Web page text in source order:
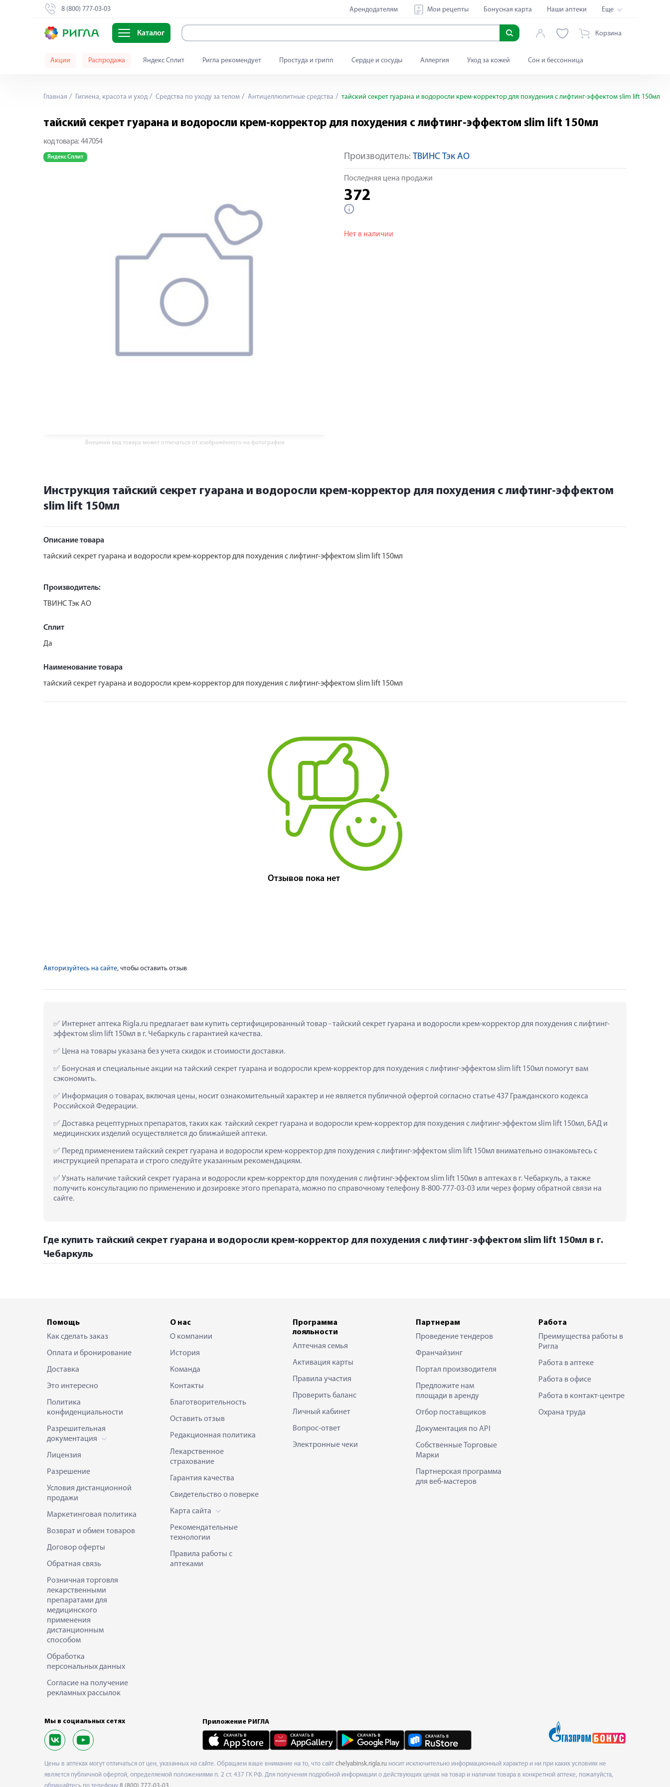
8 (800) 777-03-03 Арендодателям Мои рецепты Бонусная карта Наши аптеки Еще
Каталог Корзина
Акции Распродажа Яндекс Сплит Ригла рекомендует Простуда и грипп Сердце и сосуды Аллергия Уход за кожей Сон и бессонница
Главная Гигиена, красота и уход Средства по уходу за телом Антицеллюлитные средства тайский секрет гуарана и водоросли крем-корректор для похудения с лифтинг-эффектом slim lift 150мл
тайский секрет гуарана и водоросли крем-корректор для похудения с лифтинг-эффектом slim lift 150мл
код товара: 447054
Яндекс Сплит
Внешний вид товара может отличаться от изображённого на фотографии
Производитель: ТВИНС Тэк АО
Последняя цена продажи
372
Нет в наличии
Инструкция тайский секрет гуарана и водоросли крем-корректор для похудения с лифтинг-эффектом
slim lift 150мл
Описание товара
тайский секрет гуарана и водоросли крем-корректор для похудения с лифтинг-эффектом slim lift 150мл
Производитель:
ТВИНС Тэк АО
Сплит
Да
Наименование товара
тайский секрет гуарана и водоросли крем-корректор для похудения с лифтинг-эффектом slim lift 150мл
Отзывов пока нет
Авторизуйтесь на сайте, чтобы оставить отзыв
Интернет аптека Rigla.ru предлагает вам купить сертифицированный товар - тайский секрет гуарана и водоросли крем-корректор для похудения с лифтинг-
эффектом slim lift 150мл в г. Чебаркуль с гарантией качества.
Цена на товары указана без учета скидок и стоимости доставки.
Бонусная и специальные акции на тайский секрет гуарана и водоросли крем-корректор для похудения с лифтинг-эффектом slim lift 150мл помогут вам
сэкономить.
Информация о товарах, включая цены, носит ознакомительный характер и не является публичной офертой согласно статье 437 Гражданского кодекса
Российской Федерации.
Доставка рецептурных препаратов, таких как  тайский секрет гуарана и водоросли крем-корректор для похудения с лифтинг-эффектом slim lift 150мл, БАД и
медицинских изделий осуществляется до ближайшей аптеки.
Перед применением тайский секрет гуарана и водоросли крем-корректор для похудения с лифтинг-эффектом slim lift 150мл внимательно ознакомьтесь с
инструкцией препарата и строго следуйте указанным рекомендациям.
Узнать наличие тайский секрет гуарана и водоросли крем-корректор для похудения с лифтинг-эффектом slim lift 150мл в аптеках в г. Чебаркуль, а также
получить консультацию по применению и дозировке этого препарата, можно по справочному телефону 8-800-777-03-03 или через форму обратной связи на
сайте.
Где купить тайский секрет гуарана и водоросли крем-корректор для похудения с лифтинг-эффектом slim lift 150мл в г.
Чебаркуль
Помощь
Как сделать заказ
Оплата и бронирование
Доставка
Это интересно
Политика
конфиденциальности
Разрешительная
документация
Лицензия
Разрешение
Условия дистанционной
продажи
Маркетинговая политика
Возврат и обмен товаров
Договор оферты
Обратная связь
Розничная торговля
лекарственными
препаратами для
медицинского
применения
дистанционным
способом
Обработка
персональных данных
Согласие на получение
рекламных рассылок
О нас
О компании
История
Команда
Контакты
Благотворительность
Оставить отзыв
Редакционная политика
Лекарственное
страхование
Гарантия качества
Свидетельство о поверке
Карта сайта
Рекомендательные
технологии
Правила работы с
аптеками
Программа
лояльности
Аптечная семья
Активация карты
Правила участия
Проверить баланс
Личный кабинет
Вопрос-ответ
Электронные чеки
Партнерам
Проведение тендеров
Франчайзинг
Портал производителя
Предложите нам
площади в аренду
Отбор поставщиков
Документация по API
Собственные Торговые
Марки
Партнерская программа
для веб-мастеров
Работа
Преимущества работы в
Ригла
Работа в аптеке
Работа в офисе
Работа в контакт-центре
Охрана труда
Мы в социальных сетях Приложение РИГЛА
Цены в аптеках могут отличаться от цен, указанных на сайте. Обращаем ваше внимание на то, что сайт chelyabinsk.rigla.ru носит исключительно информационный характер и ни при каких условиях не
является публичной офертой, определяемой положениями п. 2 ст. 437 ГК РФ. Для получения подробной информации о действующих ценах на товар и наличии товара в конкретной аптеке, пожалуйста,